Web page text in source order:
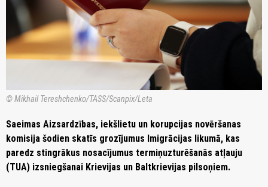
© Mikhail Tereshchenko/TASS/Scanpix/Leta
Saeimas Aizsardzības, iekšlietu un korupcijas novēršanas
komisija šodien skatīs grozījumus Imigrācijas likumā, kas
paredz stingrākus nosacījumus termiņuzturēšanās atļauju
(TUA) izsniegšanai Krievijas un Baltkrievijas pilsoņiem.